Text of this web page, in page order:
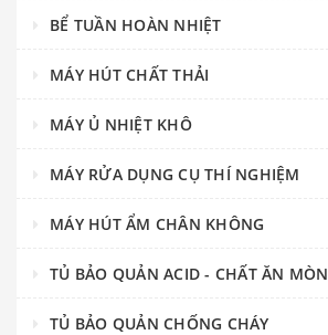
BỂ TUẦN HOÀN NHIỆT
MÁY HÚT CHẤT THẢI
MÁY Ủ NHIỆT KHÔ
MÁY RỬA DỤNG CỤ THÍ NGHIỆM
MÁY HÚT ẨM CHÂN KHÔNG
TỦ BẢO QUẢN ACID - CHẤT ĂN MÒN
TỦ BẢO QUẢN CHỐNG CHÁY